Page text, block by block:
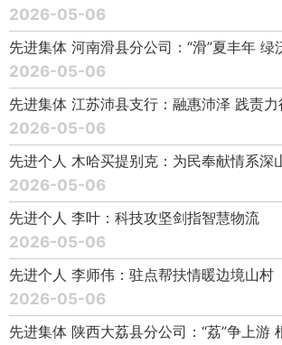
2026-05-06
先进集体 河南滑县分公司：“滑”夏丰年 绿
2026-05-06
先进集体 江苏沛县支行：融惠沛泽 践责力
2026-05-06
先进个人 木哈买提别克：为民奉献情系深
2026-05-06
先进个人 李叶：科技攻坚剑指智慧物流
2026-05-06
先进个人 李师伟：驻点帮扶情暖边境山村
2026-05-06
先进集体 陕西大荔县分公司：“荔”争上游